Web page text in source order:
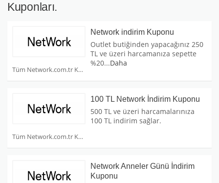
Kuponları.
Tüm Network.com.tr Kuponları
Network indirim Kuponu
Outlet butiğinden yapacağınız 250
TL ve üzeri harcamanıza sepette
%20...Daha
Tüm Network.com.tr Kuponları
100 TL Network İndirim Kuponu
500 TL ve üzeri harcamalarınıza
100 TL indirim sağlar.
Network Anneler Günü İndirim
Kuponu